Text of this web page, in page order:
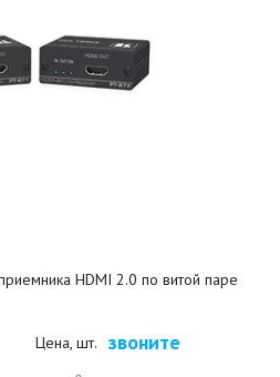
HDMI 2.0 по витой паре
Цена, шт. звоните